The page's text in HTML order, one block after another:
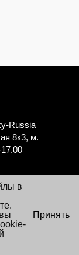
Russia
8к3, м.
×
на обработку
в
Принять